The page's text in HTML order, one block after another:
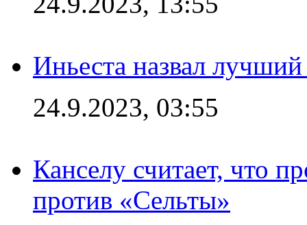
Иньеста назвал
24.9.2023, 03:55
Канселу считает, что
против «Сельты»